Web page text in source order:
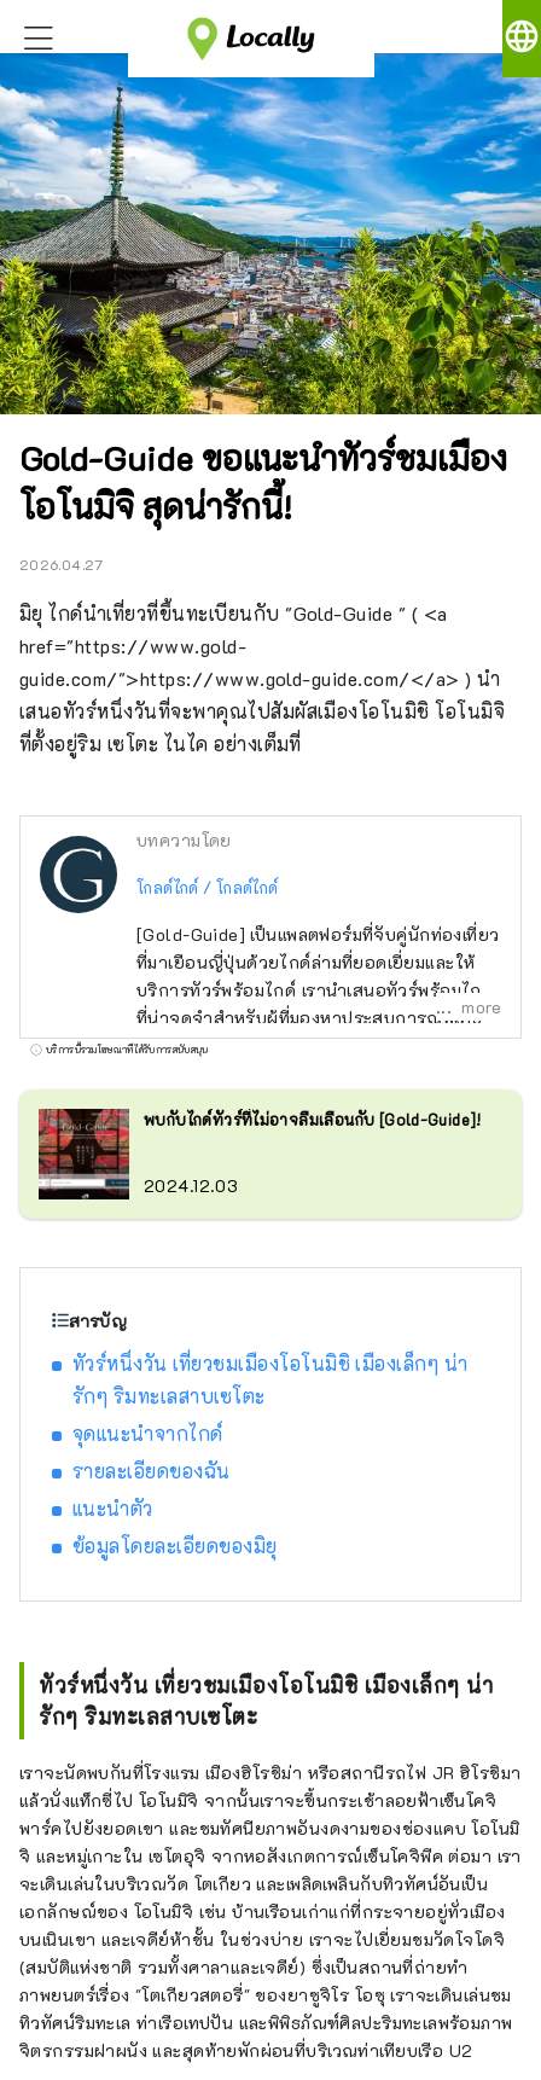
language
Gold-Guide ขอแนะนำทัวร์ชมเมือง
โอโนมิจิ สุดน่ารักนี้!
2026.04.27
มิยุ ไกด์นำเที่ยวที่ขึ้นทะเบียนกับ "Gold-Guide " ( <a
href="https://www.gold-
guide.com/">https://www.gold-guide.com/</a> ) นำ
เสนอทัวร์หนึ่งวันที่จะพาคุณไปสัมผัสเมืองโอโนมิชิ โอโนมิจิ
ที่ตั้งอยู่ริม เซโตะ ไนไค อย่างเต็มที่
บทความโดย
โกลด์ไกด์ / โกลด์ไกด์
[Gold-Guide] เป็นแพลตฟอร์มที่จับคู่นักท่องเที่ยว
ที่มาเยือนญี่ปุ่นด้วยไกด์ล่ามที่ยอดเยี่ยมและให้
บริการทัวร์พร้อมไกด์ เรานำเสนอทัวร์พร้อมไกด์
ที่น่าจดจำสำหรับผู้ที่มองหาประสบการณ์พิเศษ
ในญี่ปุ่น นำเสน่ห์ของญี่ปุ่นมาสู่ทุกคนทั่วโลก
more
บริการนี้รวมโฆษณาที่ได้รับการสนับสนุน
พบกับไกด์ทัวร์ที่ไม่อาจลืมเลือนกับ [Gold-Guide]!
2024.12.03
สารบัญ
ทัวร์หนึ่งวัน เที่ยวชมเมืองโอโนมิชิ เมืองเล็กๆ น่า
รักๆ ริมทะเลสาบเซโตะ
จุดแนะนำจากไกด์
รายละเอียดของฉัน
แนะนำตัว
ข้อมูลโดยละเอียดของมิยุ
ทัวร์หนึ่งวัน เที่ยวชมเมืองโอโนมิชิ เมืองเล็กๆ น่า
รักๆ ริมทะเลสาบเซโตะ
เราจะนัดพบกันที่โรงแรม เมืองฮิโรชิม่า หรือสถานีรถไฟ JR ฮิโรชิมา
แล้วนั่งแท็กซี่ไป โอโนมิจิ จากนั้นเราจะขึ้นกระเช้าลอยฟ้าเซ็นโคจิ
พาร์คไปยังยอดเขา และชมทัศนียภาพอันงดงามของช่องแคบ โอโนมิ
จิ และหมู่เกาะใน เซโตอุจิ จากหอสังเกตการณ์เซ็นโคจิพีค ต่อมา เรา
จะเดินเล่นในบริเวณวัด โตเกียว และเพลิดเพลินกับทิวทัศน์อันเป็น
เอกลักษณ์ของ โอโนมิจิ เช่น บ้านเรือนเก่าแก่ที่กระจายอยู่ทั่วเมือง
บนเนินเขา และเจดีย์ห้าชั้น ในช่วงบ่าย เราจะไปเยี่ยมชมวัดโจโดจิ
(สมบัติแห่งชาติ รวมทั้งศาลาและเจดีย์) ซึ่งเป็นสถานที่ถ่ายทำ
ภาพยนตร์เรื่อง "โตเกียวสตอรี่" ของยาซูจิโร โอซุ เราจะเดินเล่นชม
ทิวทัศน์ริมทะเล ท่าเรือเทปปัน และพิพิธภัณฑ์ศิลปะริมทะเลพร้อมภาพ
จิตรกรรมฝาผนัง และสุดท้ายพักผ่อนที่บริเวณท่าเทียบเรือ U2